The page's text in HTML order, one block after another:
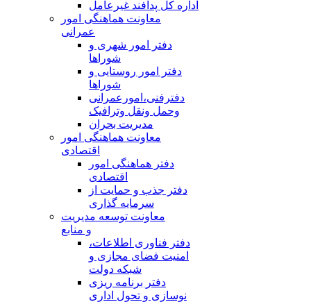
اداره کل پدافند غیرعامل
معاونت هماهنگی امور
عمرانی
دفتر امور شهری و
شوراها
دفتر امور روستایی و
شوراها
دفترفنی،امورعمرانی
وحمل ونقل وترافيک
مدیریت بحران
معاونت هماهنگی امور
اقتصادی
دفتر هماهنگی امور
اقتصادی
دفتر جذب و حمایت از
سرمایه گذاری
معاونت توسعه مدیریت
و منابع
دفتر فناوری اطلاعات،
امنیت فضای مجازی و
شبکه دولت
دفتر برنامه ریزی
نوسازی و تحول اداری